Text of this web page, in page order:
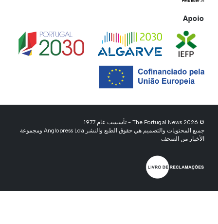
Apoio
© 2026 The Portugal News - تأسست عام 1977
جميع المحتويات والتصميم هي حقوق الطبع والنشر Anglopress Lda ومجموعة
الأخبار من الصحف